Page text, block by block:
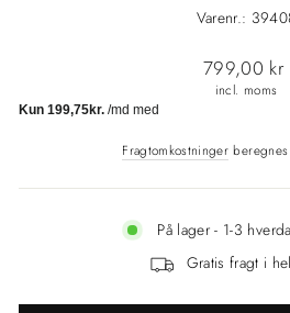
Varenr.:
Normalpris
799,00 kr
incl. moms
Fragtomkostninger
På lager - 1-3
Gratis fragt i